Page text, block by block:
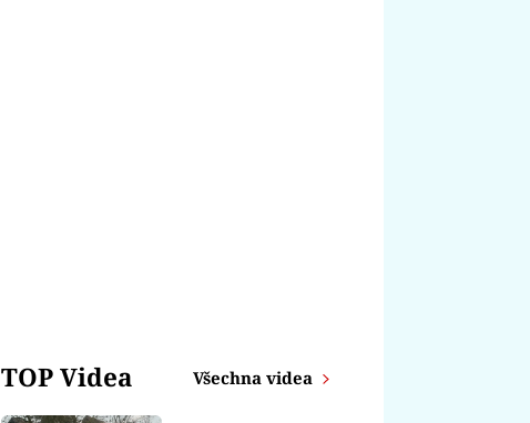
TOP Videa Všechna videa